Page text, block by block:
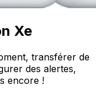
Xe
transférer de
des alertes,
encore !